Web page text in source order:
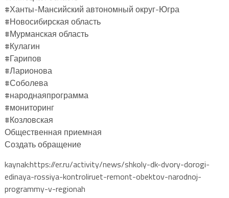
#Ханты-Мансийский автономный округ-Югра
#Новосибирская область
#Мурманская область
#Кулагин
#Гарипов
#Ларионова
#Соболева
#народнаяпрограмма
#мониторинг
#Козловская
Общественная приемная
Создать обращение
kaynak:https://er.ru/activity/news/shkoly-dk-dvory-dorogi-
edinaya-rossiya-kontroliruet-remont-obektov-narodnoj-
programmy-v-regionah